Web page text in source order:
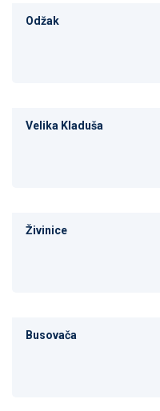
Odžak
Velika Kladuša
Živinice
Busovača